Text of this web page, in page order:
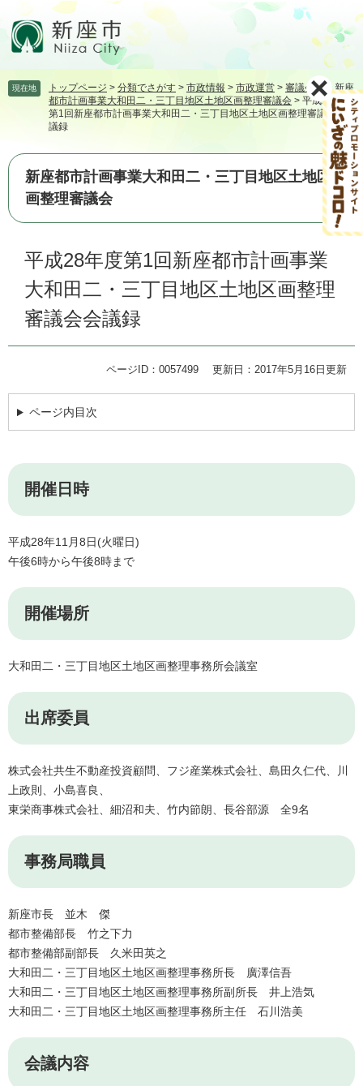
頭飛
本
現在地 トップページ > 分類でさがす > 市政情報 > 市政運営 > 審議会等>新座
都市計画事業大和田二・三丁目地区土地区画整理審議会 > 平成28年度
第1回新座都市計画事業大和田二・三丁目地区土地区画整理審議会会
議録
新座都市計画事業大和田二・三丁目地区土地区
画整理審議会
平成28年度第1回新座都市計画事業
大和田二・三丁目地区土地区画整理
審議会会議録
ページID：0057499 更新日：2017年5月16日更新
ページ内目次
開催日時
平成28年11月8日(火曜日)
午後6時から午後8時まで
開催場所
大和田二・三丁目地区土地区画整理事務所会議室
出席委員
株式会社共生不動産投資顧問、フジ産業株式会社、島田久仁代、川
上政則、小島喜良、
東栄商事株式会社、細沼和夫、竹内節朗、長谷部源 全9名
事務局職員
新座市長 並木 傑
都市整備部長 竹之下力
都市整備部副部長 久米田英之
大和田二・三丁目地区土地区画整理事務所長 廣澤信吾
大和田二・三丁目地区土地区画整理事務所副所長 井上浩気
大和田二・三丁目地区土地区画整理事務所主任 石川浩美
会議内容